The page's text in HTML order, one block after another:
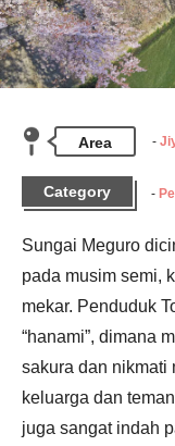
Area
Category
Sungai Meguro
pada musim semi,
mekar. Penduduk
“hanami”, dimana
sakura dan nikmati
keluarga dan
juga sangat indah